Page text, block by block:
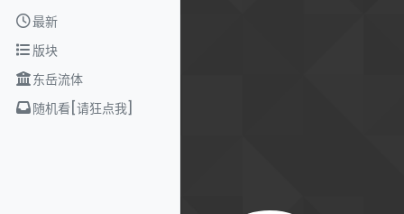
Skip to content
最新
版块
东岳流体
随机看[请狂点我]